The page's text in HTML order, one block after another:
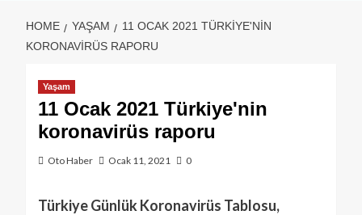
HOME YAŞAM
11 OCAK 2021 TÜRKIYE'NIN
KORONAVIRÜS RAPORU
Yaşam
11 Ocak 2021 Türkiye'nin
koronavirüs raporu
Oto Haber Ocak 11, 2021 0
TürkiyeGünlükKoronavirüs Tablosu,